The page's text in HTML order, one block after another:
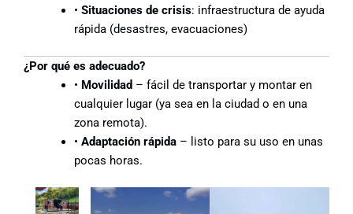
• Situaciones de crisis: infraestructura de ayuda
rápida (desastres, evacuaciones)
¿Por qué es adecuado?
• Movilidad – fácil de transportar y montar en
cualquier lugar (ya sea en la ciudad o en una
zona remota).
• Adaptación rápida– listo para su uso en unas
pocas horas.